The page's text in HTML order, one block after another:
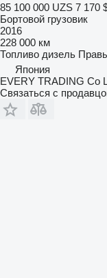
85 100 000 UZS 7 170
Бортовой грузовик
2016
228 000 км
Топливо дизель
Япония
EVERY TRADING Co
Связаться с